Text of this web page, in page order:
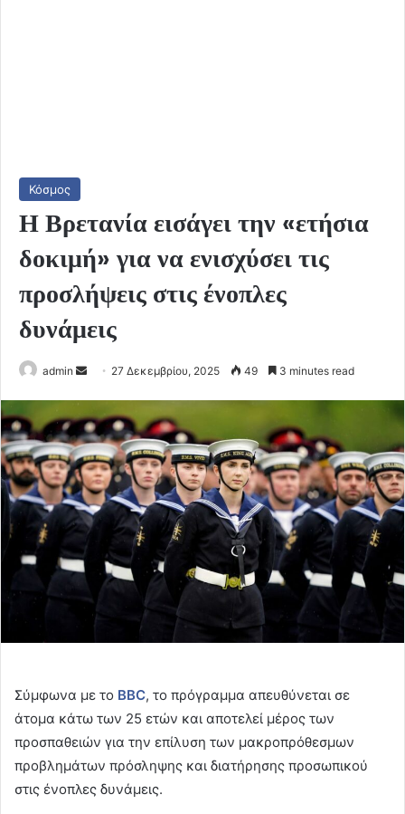
Κόσμος
Η Βρετανία εισάγει την «ετήσια
δοκιμή» για να ενισχύσει τις
προσλήψεις στις ένοπλες
δυνάμεις
admin
Send
email
27 Δεκεμβρίου, 2025 49 3 minutes read
Σύμφωνα με το BBC, το πρόγραμμα απευθύνεται σε
άτομα κάτω των 25 ετών και αποτελεί μέρος των
προσπαθειών για την επίλυση των μακροπρόθεσμων
προβλημάτων πρόσληψης και διατήρησης προσωπικού
στις ένοπλες δυνάμεις.